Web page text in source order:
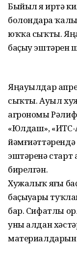
Быйыл яҙ иртә
болондарҙа
юҡҡа сыҡты.
баҫыу эштәрен
Яңауылдар
сыҡты. Ауыл
агрономы Рәлиф
«Юлдаш», «ИТС-
эштәренә старт
бирелгән.
Хужалыҡ яҙғы
баҫыуҙарҙы
бар. Сифатлы
уны алдан
материалдарын